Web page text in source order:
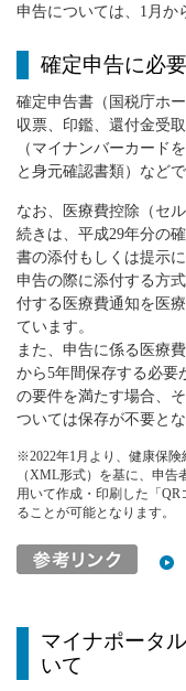
申告については、1月か
確定申告に必
確定申告書（国税庁ホ
収票、印鑑、還付金受
（マイナンバーカード
と身元確認書類）などで
なお、医療費控除（セ
続きは、平成29年分の
書の添付もしくは提示
申告の際に添付する方
付する医療費通知を医
ています。
また、申告に係る医療
から5年間保存する必要
の要件を満たす場合、
ついては保存が不要とな
※2022年1月より、健康保険
（XML形式）を基に、申告
用いて作成・印刷した「
ることが可能となります。
マイナポータ
いて